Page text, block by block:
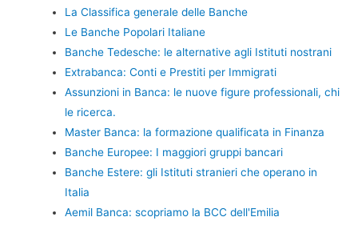
La Classifica generale delle Banche
Le Banche Popolari Italiane
Banche Tedesche: le alternative agli Istituti nostrani
Extrabanca: Conti e Prestiti per Immigrati
Assunzioni in Banca: le nuove figure professionali, chi
le ricerca.
Master Banca: la formazione qualificata in Finanza
Banche Europee: I maggiori gruppi bancari
Banche Estere: gli Istituti stranieri che operano in
Italia
Aemil Banca: scopriamo la BCC dell'Emilia